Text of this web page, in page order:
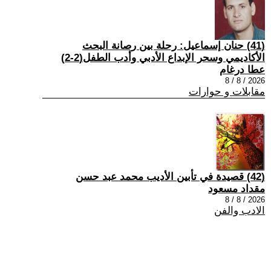
(41) حنان إسماعيل: رحلة بين رصانة البحث
الأكاديمي وسحر الإبداع الأدبي وأدب الطفل(2-2)
عطا درغام
2026 / 8 / 8
مقابلات و حوارات
(42) قصيدة في تأبين الأديب محمد عبد حسن
مقداد مسعود
2026 / 8 / 8
الادب والفن